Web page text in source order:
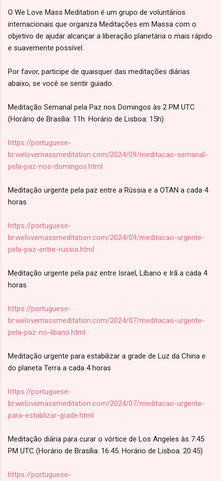
O We Love Mass Meditation é um grupo de voluntários
internacionais que organiza Meditações em Massa com o
objetivo de ajudar alcançar a liberação planetária o mais rápido
e suavemente possível.
Por favor, participe de quaisquer das meditações diárias
abaixo, se você se sentir guiado.
Meditação Semanal pela Paz nos Domingos às 2 PM UTC
(Horário de Brasília: 11h. Horário de Lisboa: 15h)
https://portuguese-
br.welovemassmeditation.com/2024/09/meditacao-semanal-
pela-paz-nos-domingos.html
Meditação urgente pela paz entre a Rússia e a OTAN a cada 4
horas
https://portuguese-
br.welovemassmeditation.com/2024/09/meditacao-urgente-
pela-paz-entre-russia.html
Meditação urgente pela paz entre Israel, Líbano e Irã a cada 4
horas
https://portuguese-
br.welovemassmeditation.com/2024/07/meditacao-urgente-
pela-paz-no-libano.html
Meditação urgente para estabilizar a grade de Luz da China e
do planeta Terra a cada 4 horas
https://portuguese-
br.welovemassmeditation.com/2024/07/meditacao-urgente-
para-establizar-grade.html
Meditação diária para curar o vórtice de Los Angeles às 7:45
PM UTC (Horário de Brasília: 16:45. Horário de Lisboa: 20:45)
https://portuguese-